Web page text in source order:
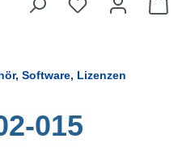
Software, Lizenzen
015